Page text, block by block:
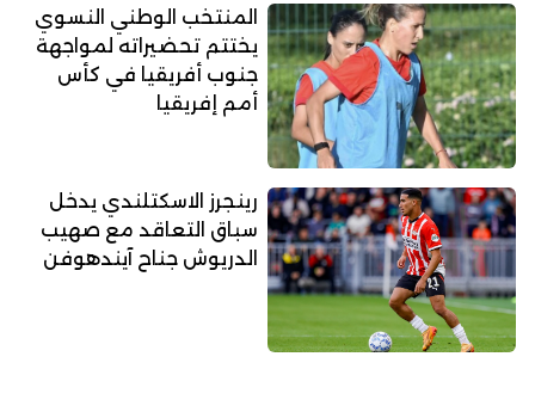
المنتخب الوطني النسوي
يختتم تحضيراته لمواجهة
جنوب أفريقيا في كأس
أمم إفريقيا
رينجرز الاسكتلندي يدخل
سباق التعاقد مع صهيب
الدريوش جناح آيندهوفن